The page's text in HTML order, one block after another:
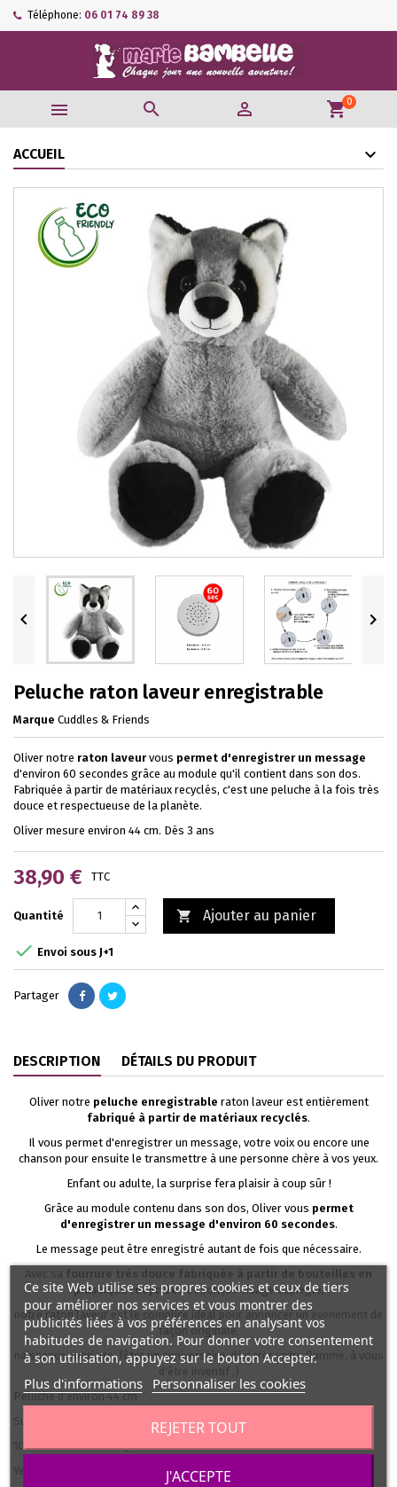
Téléphone: 06 01 74 89 38
   shopping_cart0
ACCUEIL
 
Peluche raton laveur enregistrable
Marque Cuddles & Friends
Oliver notre raton laveurvous permet d'enregistrer un message
d'environ 60 secondes grâce au module qu'il contient dans son dos.
Fabriquée à partir de matériaux recyclés, c'est une peluche à la fois très
douce et respectueuse de la planète.
Oliver mesure environ 44 cm. Dès 3 ans
38,90 € TTC
Quantité  Ajouter au panier
 Envoi sous J+1
Partager
DESCRIPTION DÉTAILS DU PRODUIT
Oliver notre peluche enregistrable raton laveur est entièrement
fabriqué à partir de matériaux recyclés.
Il vous permet d'enregistrer un message, votre voix ou encore une
chanson pour ensuite le transmettre à une personne chère à vos yeux.
Enfant ou adulte, la surprise fera plaisir à coup sûr !
Grâce au module contenu dans son dos, Oliver vous permet
d'enregistrer un message d'environ 60 secondes.
Le message peut être enregistré autant de fois que nécessaire.
Avec sa fourrure très douce fabriquée à partir de bouteilles en
plastique recycléeset son joli visage espiègle,
notre raton laveur est le complice idéal pour annoncer un événement de
façon originale,
naissance, mariage, fêter un anniversaire, déclarer votre flamme, à vous
d'être inventif ;)
Peluche d'environ 44 cm
Surface lavable à la main
100% en matériau recyclé
Yeux marron et nez noir brodés
Ce site Web utilise ses propres cookies et ceux de tiers
pour améliorer nos services et vous montrer des
publicités liées à vos préférences en analysant vos
habitudes de navigation. Pour donner votre consentement
à son utilisation, appuyez sur le bouton Accepter.
Plus d'informations Personnaliser les cookies
REJETER TOUT
J'ACCEPTE